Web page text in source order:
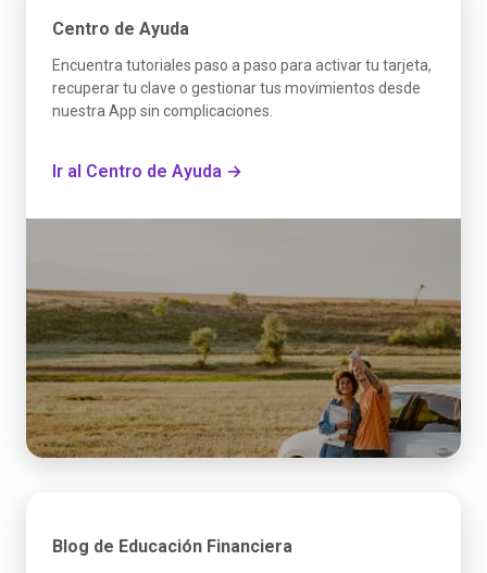
Centro de Ayuda
Encuentra tutoriales paso a paso para activar tu tarjeta,
recuperar tu clave o gestionar tus movimientos desde
nuestra App sin complicaciones.
Ir al Centro de Ayuda →
Blog de Educación Financiera